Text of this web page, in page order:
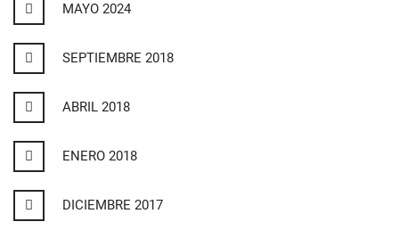
MAYO 2024
SEPTIEMBRE 2018
ABRIL 2018
ENERO 2018
DICIEMBRE 2017